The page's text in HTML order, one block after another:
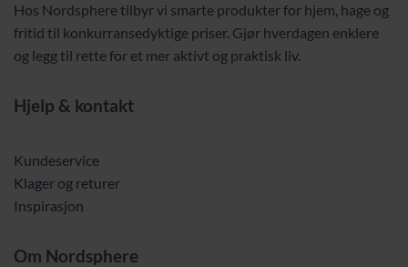
Hos Nordsphere tilbyr vi smarte produkter for hjem, hage og
fritid til konkurransedyktige priser. Gjør hverdagen enklere
og legg til rette for et mer aktivt og praktisk liv.
Hjelp & kontakt
Kundeservice
Klager og returer
Inspirasjon
Om Nordsphere